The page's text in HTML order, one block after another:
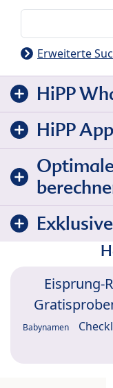
Erweiterte
HiPP
HiPP App
Eisprung-
Babynamen